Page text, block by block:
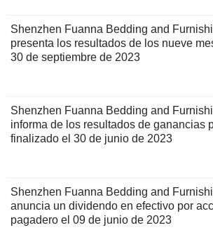
Shenzhen Fuanna Bedding and
presenta los resultados de los nueve
30 de septiembre de 2023
Shenzhen Fuanna Bedding and
informa de los resultados de ganancias
finalizado el 30 de junio de 2023
Shenzhen Fuanna Bedding and
anuncia un dividendo en efectivo por
pagadero el 09 de junio de 2023